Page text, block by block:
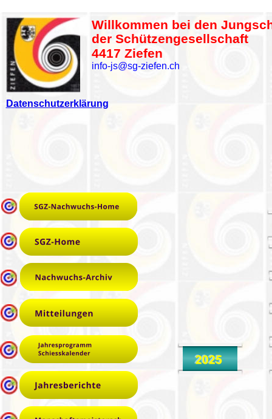
Willkommen bei den
der Schützengesellschaft
4417 Ziefen
info-js@sg-ziefen.ch
Datenschutzerklärung